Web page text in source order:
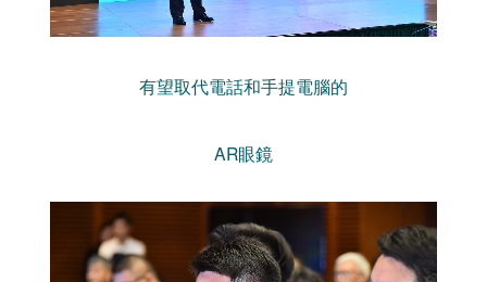
有望取代電話和手提電腦的
AR眼鏡